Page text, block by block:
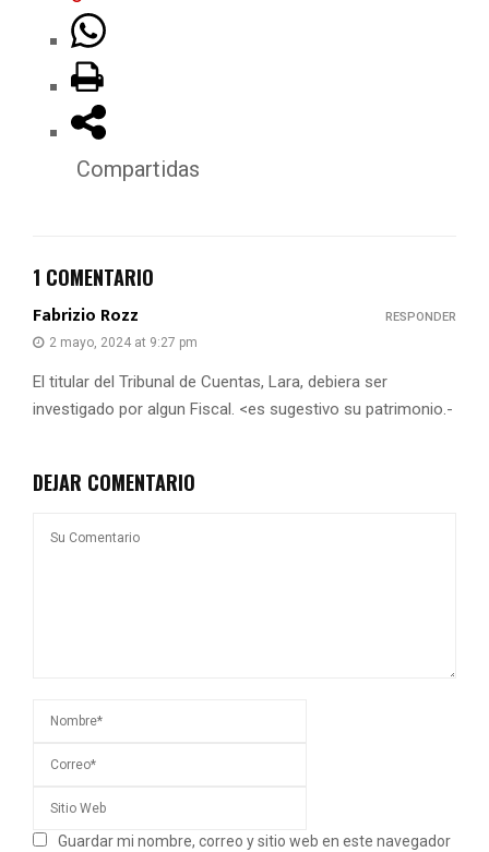
Compartidas
1 COMENTARIO
Fabrizio Rozz
2 mayo, 2024 at 9:27 pm
El titular del Tribunal de Cuentas, Lara, debiera ser
investigado por algun Fiscal. <es sugestivo su patrimonio.-
RESPONDER
DEJAR COMENTARIO
Guardar mi nombre, correo y sitio web en este navegador